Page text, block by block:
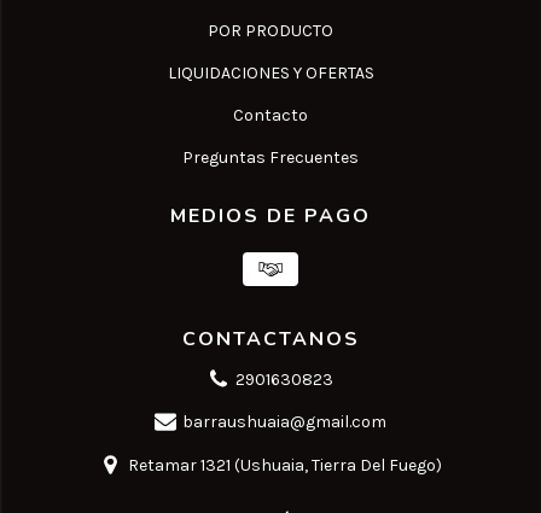
POR PRODUCTO
LIQUIDACIONES Y OFERTAS
Contacto
Preguntas Frecuentes
MEDIOS DE PAGO
CONTACTANOS
2901630823
barraushuaia@gmail.com
Retamar 1321 (Ushuaia, Tierra Del Fuego)